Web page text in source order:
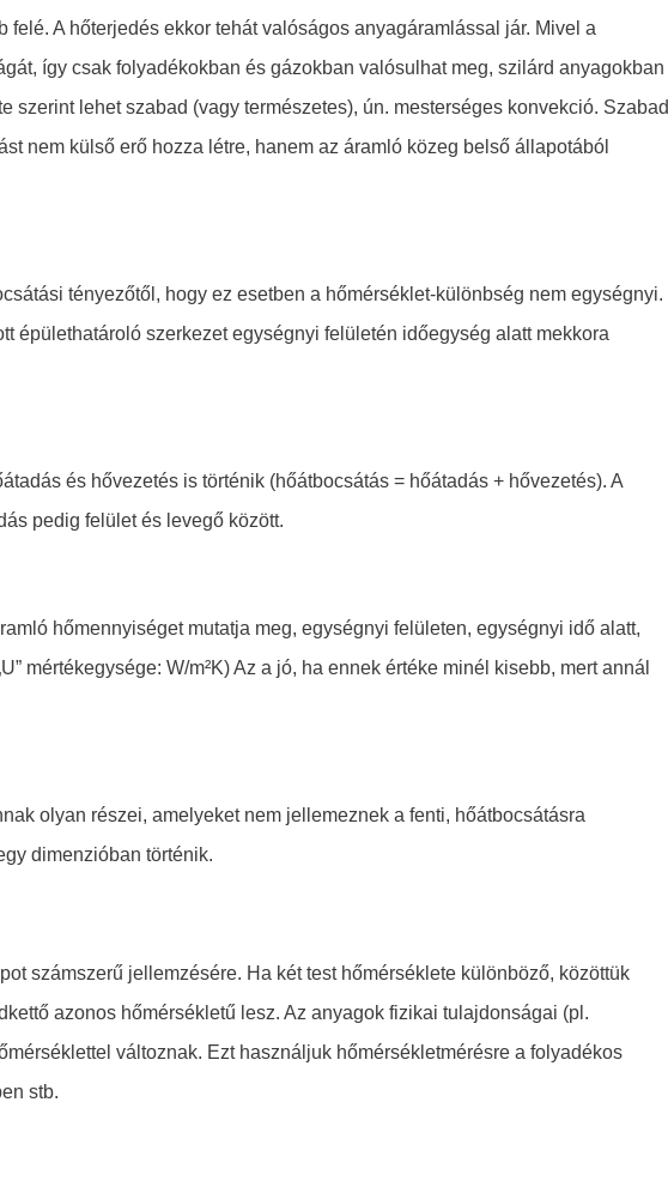
A hőterjedés ekkor tehát valóságos anyagáramlással jár. Mivel a
így csak folyadékokban és gázokban valósulhat meg, szilárd anyagokban
szerint lehet szabad (vagy természetes), ún. mesterséges konvekció. Szabad
nem külső erő hozza létre, hanem az áramló közeg belső állapotából
tényezőtől, hogy ez esetben a hőmérséklet-különbség nem egységnyi.
épülethatároló szerkezet egységnyi felületén időegység alatt mekkora
és hővezetés is történik (hőátbocsátás = hőátadás + hővezetés). A
pedig felület és levegő között.
hőmennyiséget mutatja meg, egységnyi felületen, egységnyi idő alatt,
mértékegysége: W/m²K) Az a jó, ha ennek értéke minél kisebb, mert annál
olyan részei, ame­lyeket nem jellemeznek a fenti, hőátbocsátásra
dimenzióban történik.
számszerű jellemzésére. Ha két test hőmérséklete különböző, közöttük
azonos hőmérsékletű lesz. Az anyagok fizikai tulajdonságai (pl.
változnak. Ezt használjuk hőmérsékletmérésre a folyadékos
stb.